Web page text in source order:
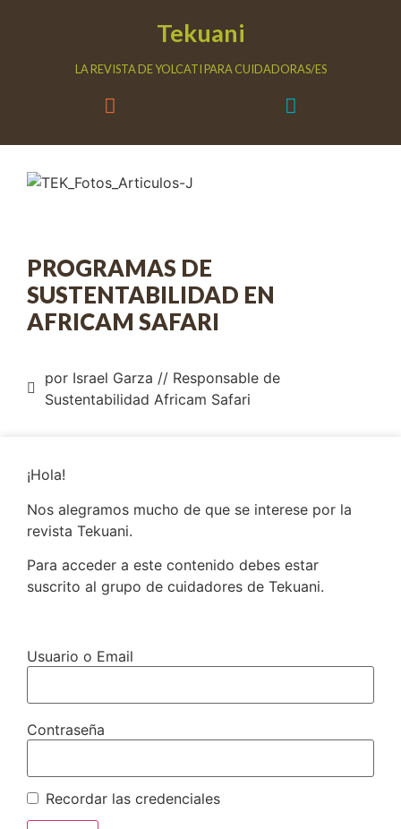
Tekuani
LA REVISTA DE YOLCATI PARA CUIDADORAS/ES
PROGRAMAS DE
SUSTENTABILIDAD EN
AFRICAM SAFARI
por Israel Garza // Responsable de
Sustentabilidad Africam Safari
¡Hola!
Nos alegramos mucho de que se interese por la
revista Tekuani.
Para acceder a este contenido debes estar
suscrito al grupo de cuidadores de Tekuani.
Usuario o Email
Contraseña
Recordar las credenciales